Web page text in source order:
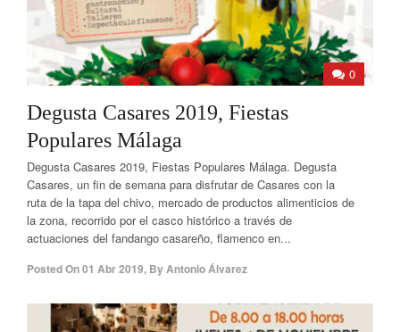
0
Degusta Casares 2019, Fiestas
Populares Málaga
Degusta Casares 2019, Fiestas Populares Málaga. Degusta
Casares, un fin de semana para disfrutar de Casares con la
ruta de la tapa del chivo, mercado de productos alimenticios de
la zona, recorrido por el casco histórico a través de
actuaciones del fandango casareño, flamenco en...
Posted On01 Abr 2019, ByAntonio Álvarez